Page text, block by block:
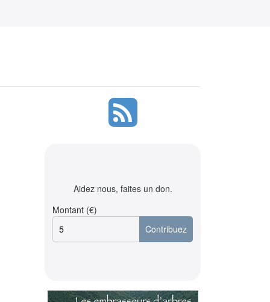
Aidez nous, faites un don.
Montant (€)